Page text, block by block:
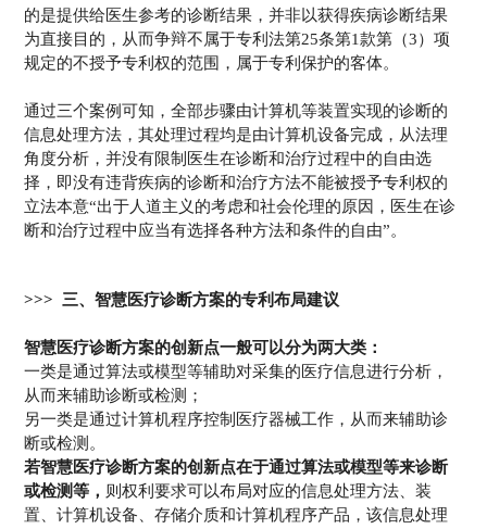
的是提供给医生参考的诊断结果，并非以获得疾病诊断结果
为直接目的，从而争辩不属于专利法第25条第1款第（3）项
规定的不授予专利权的范围，属于专利保护的客体。
通过三个案例可知，全部步骤由计算机等装置实现的诊断的
信息处理方法，其处理过程均是由计算机设备完成，从法理
角度分析，并没有限制医生在诊断和治疗过程中的自由选
择，即没有违背疾病的诊断和治疗方法不能被授予专利权的
立法本意“出于人道主义的考虑和社会伦理的原因，医生在诊
断和治疗过程中应当有选择各种方法和条件的自由”。
>>> 三、智慧医疗诊断方案的专利布局建议
智慧医疗诊断方案的创新点一般可以分为两大类：
一类是通过算法或模型等辅助对采集的医疗信息进行分析，
从而来辅助诊断或检测；
另一类是通过计算机程序控制医疗器械工作，从而来辅助诊
断或检测。
若智慧医疗诊断方案的创新点在于通过算法或模型等来诊断
或检测等， 则权利要求可以布局对应的信息处理方法、装
置、计算机设备、存储介质和计算机程序产品，该信息处理